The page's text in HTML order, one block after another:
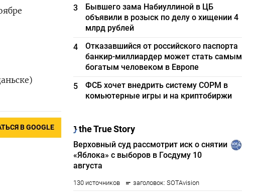
В GOOGLE
3
Бывшего зама Набиуллиной в ЦБ
объявили в розыск по делу о хищении 4
млрд рублей
4
Отказавшийся от российского паспорта
банкир-миллиардер может стать самым
богатым человеком в Европе
5
ФСБ хочет внедрить систему СОРМ в
комьютерные игры и на криптобиржи